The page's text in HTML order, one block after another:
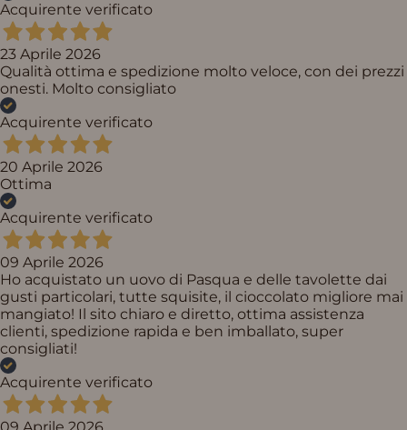
Acquirente verificato
23 Aprile 2026
Qualità ottima e spedizione molto veloce, con dei prezzi
onesti. Molto consigliato
Acquirente verificato
20 Aprile 2026
Ottima
Acquirente verificato
09 Aprile 2026
Ho acquistato un uovo di Pasqua e delle tavolette dai
gusti particolari, tutte squisite, il cioccolato migliore mai
mangiato! Il sito chiaro e diretto, ottima assistenza
clienti, spedizione rapida e ben imballato, super
consigliati!
Acquirente verificato